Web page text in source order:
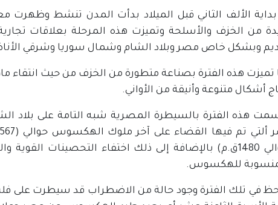
الألف الثاني قبل الميلاد بدأت المدن تنشط وظهرت
من الخزف والأسلحة وتميزت هذه المرحلة بعلاقات
وبشكل خاص مصر وبلاد الشام وشمال سوريا وشرقي
تميزت هذه الفترة بصناعة متطورة من الخزف من حيث انتقاء
أشكال متنوعة وأنيقة من الأواني.
هذه الفترة بالسيطرة المصرية شبه التامة على بلاد
(حوالي 1480ق.م) بالإضافة إلى ذلك اختفاء التحصينات
للهكسوس.
في تلك الفترة وجود حالة من الاضطراب قد سيطرت على